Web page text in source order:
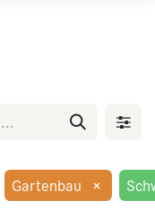
Gartenbau ×